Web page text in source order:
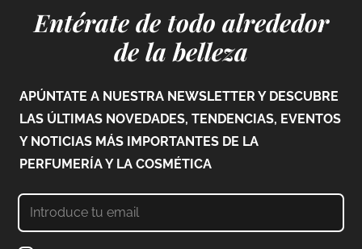
Entérate de todo alrededor
de la belleza
APÚNTATE A NUESTRA NEWSLETTER Y DESCUBRE
LAS ÚLTIMAS NOVEDADES, TENDENCIAS, EVENTOS
Y NOTICIAS MÁS IMPORTANTES DE LA
PERFUMERÍA Y LA COSMÉTICA